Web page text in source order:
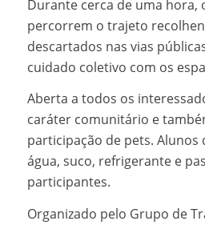
Durante cerca de uma hora,
percorrem o trajeto
descartados nas vias
cuidado coletivo com os
Aberta a todos os
caráter comunitário e
participação de pets. Alunos
água, suco, refrigerante e
participantes.
Organizado pelo Grupo de